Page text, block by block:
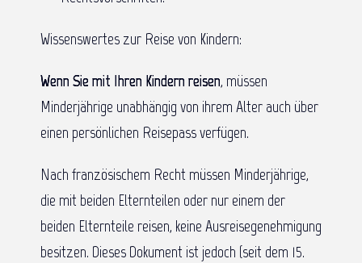
Wissenswertes zur Reise von Kindern:
Wenn Sie mit Ihren Kindern reisen, müssen
Minderjährige unabhängig von ihrem Alter auch über
einen persönlichen Reisepass verfügen.
Nach französischem Recht müssen Minderjährige,
die mit beiden Elternteilen oder nur einem der
beiden Elternteile reisen, keine Ausreisegenehmigung
besitzen. Dieses Dokument ist jedoch (seit dem 15.